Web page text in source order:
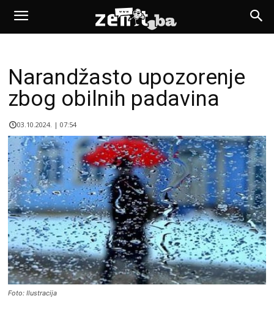
Narandžasto upozorenje
zbog obilnih padavina
03.10.2024. | 07:54
Foto: Ilustracija